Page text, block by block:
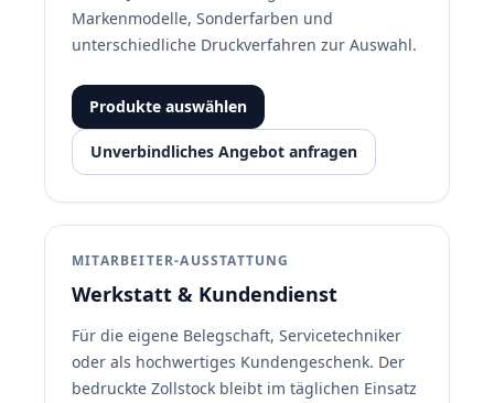
Markenmodelle, Sonderfarben und
unterschiedliche Druckverfahren zur Auswahl.
Produkte auswählen
Unverbindliches Angebot anfragen
MITARBEITER-AUSSTATTUNG
Werkstatt & Kundendienst
Für die eigene Belegschaft, Servicetechniker
oder als hochwertiges Kundengeschenk. Der
bedruckte Zollstock bleibt im täglichen Einsatz